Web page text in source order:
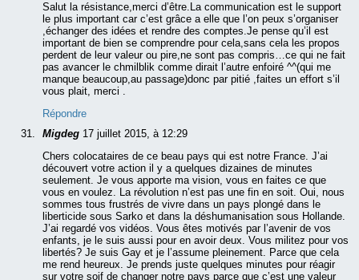
Salut la résistance,merci d’être.La communication est le support
le plus important car c’est grâce a elle que l’on peux s’organiser
,échanger des idées et rendre des comptes.Je pense qu’il est
important de bien se comprendre pour cela,sans cela les propos
perdent de leur valeur ou pire,ne sont pas compris…ce qui ne fait
pas avancer le chmilblik comme dirait l’autre enfoiré ^^(qui me
manque beaucoup,au passage)donc par pitié ,faites un effort s’il
vous plait, merci .
Répondre
Migdeg 17 juillet 2015, à 12:29
Chers colocataires de ce beau pays qui est notre France. J’ai
découvert votre action il y a quelques dizaines de minutes
seulement. Je vous apporte ma vision, vous en faites ce que
vous en voulez. La révolution n’est pas une fin en soit. Oui, nous
sommes tous frustrés de vivre dans un pays plongé dans le
liberticide sous Sarko et dans la déshumanisation sous Hollande.
J’ai regardé vos vidéos. Vous êtes motivés par l’avenir de vos
enfants, je le suis aussi pour en avoir deux. Vous militez pour vos
libertés? Je suis Gay et je l’assume pleinement. Parce que cela
me rend heureux. Je prends juste quelques minutes pour réagir
sur votre soif de changer notre pays parce que c’est une valeur